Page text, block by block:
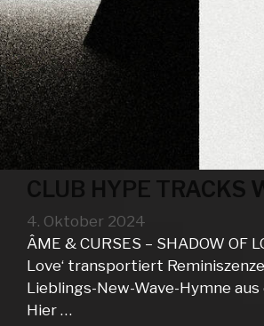
CLUB HYPE TRACKS
4. Oktober 2024
ÂME & CURSES – SHADOW OF
Love‘ transportiert
Lieblings-New-Wave-Hymne
Hier …